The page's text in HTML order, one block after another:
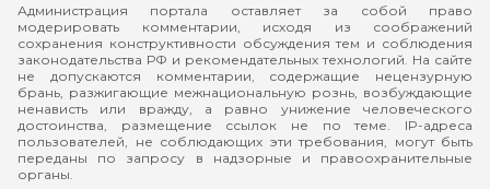
Администрация портала оставляет за собой право
модерировать комментарии, исходя из соображений
сохранения конструктивности обсуждения тем и соблюдения
законодательства РФ и рекомендательных технологий. На сайте
не допускаются комментарии, содержащие нецензурную
брань, разжигающие межнациональную рознь, возбуждающие
ненависть или вражду, а равно унижение человеческого
достоинства, размещение ссылок не по теме. IP-адреса
пользователей, не соблюдающих эти требования, могут быть
переданы по запросу в надзорные и правоохранительные
органы.